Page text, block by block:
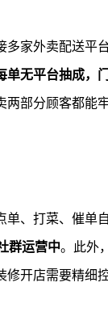
家外卖配送平
单无平台抽成，
两部分顾客都能
单、打菜、催单
群运营中。此外
开店需要精细